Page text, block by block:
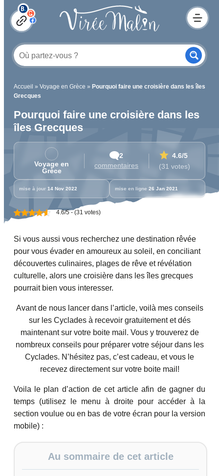
Accueil » Voyage en Grèce » Pourquoi faire une croisière dans les îles
Grecques
Pourquoi faire une croisière dans les
îles Grecques
Voyage en
Grèce
2
commentaires
4.6/5
(31 votes)
mise à jour 14 Nov 2022 mise en ligne 26 Jan 2021
4.6/5 - (31 votes)
Si vous aussi vous recherchez une destination rêvée
pour vous évader en amoureux au soleil, en conciliant
découvertes culinaires, plages de rêve et révélation
culturelle, alors une croisière dans les îles grecques
pourrait bien vous interesser.
Avant de nous lancer dans l’article, voilà mes conseils
sur les Cyclades à recevoir gratuitement et dés
maintenant sur votre boite mail. Vous y trouverez de
nombreux conseils pour préparer votre séjour dans les
Cyclades. N’hésitez pas, c’est cadeau, et vous le
recevez directement sur votre boite mail!
Voila le plan d’action de cet article afin de gagner du
temps (utilisez le menu à droite pour accéder à la
section voulue ou en bas de votre écran pour la version
mobile) :
Au sommaire de cet article